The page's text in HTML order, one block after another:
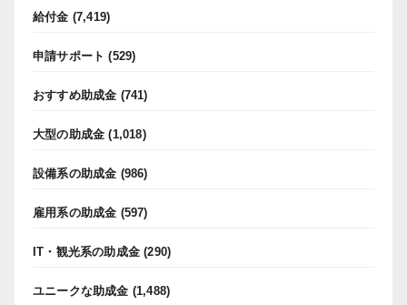
給付金 (7,419)
申請サポート (529)
おすすめ助成金 (741)
大型の助成金 (1,018)
設備系の助成金 (986)
雇用系の助成金 (597)
IT・観光系の助成金 (290)
ユニークな助成金 (1,488)